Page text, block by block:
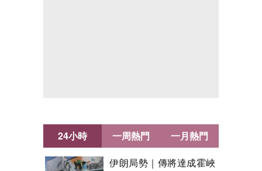
24小時
伊朗局勢｜傳將達成霍峽
一周熱門 一月熱門